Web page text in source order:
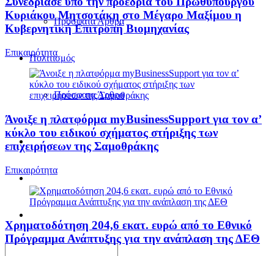
Πρόσφατα Άρθρα
Πολιτισμός
Πρόσφατα Άρθρα
Κυριάκου Μητσοτάκη στο Μέγαρο Μαξίμου η
Κυβερνητική Επιτροπή Βιομηχανίας
Επικαιρότητα
Άνοιξε η πλατφόρμα myBusinessSupport για τον α’
κύκλο του ειδικού σχήματος στήριξης των
επιχειρήσεων της Σαμοθράκης
Επικαιρότητα
Χρηματοδότηση 204,6 εκατ. ευρώ από το Εθνικό
Πρόγραμμα Ανάπτυξης για την ανάπλαση της ΔΕΘ